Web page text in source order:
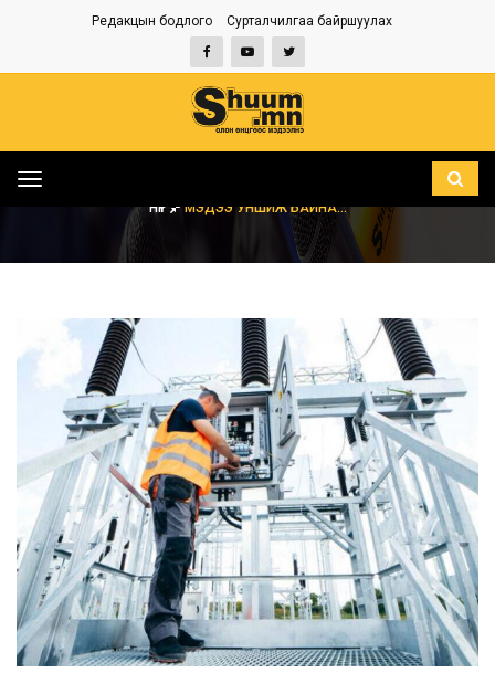
Редакцын бодлого Сурталчилгаа байршуулах
Toggle
НҮҮР МЭДЭЭ УНШИЖ БАЙНА...